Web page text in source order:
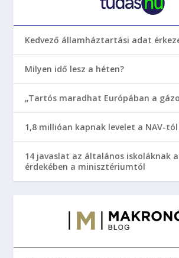
Kedvező államháztartási adat
Milyen idő lesz a héten?
„Tartós maradhat Európában a
1,8 millióan kapnak levelet a NAV-tól
14 javaslat az általános iskoláknak
érdekében a minisztériumtól